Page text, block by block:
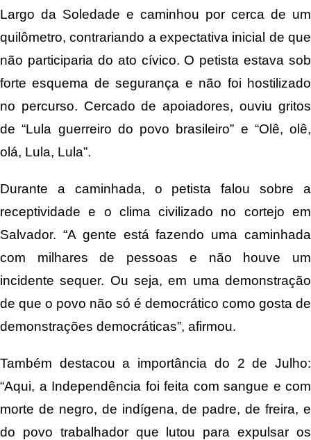
Largo da Soledade e caminhou por cerca de um
quilômetro, contrariando a expectativa inicial de que
não participaria do ato cívico. O petista estava sob
forte esquema de segurança e não foi hostilizado
no percurso. Cercado de apoiadores, ouviu gritos
de “Lula guerreiro do povo brasileiro” e “Olê, olê,
olá, Lula, Lula”.
Durante a caminhada, o petista falou sobre a
receptividade e o clima civilizado no cortejo em
Salvador. “A gente está fazendo uma caminhada
com milhares de pessoas e não houve um
incidente sequer. Ou seja, em uma demonstração
de que o povo não só é democrático como gosta de
demonstrações democráticas”, afirmou.
Também destacou a importância do 2 de Julho:
“Aqui, a Independência foi feita com sangue e com
morte de negro, de indígena, de padre, de freira, e
do povo trabalhador que lutou para expulsar os